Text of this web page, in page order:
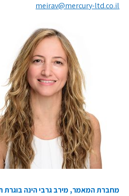
meirav@mercury-ltd.co.il
מחברת המאמר, מירב גרבי הינה בוגרת